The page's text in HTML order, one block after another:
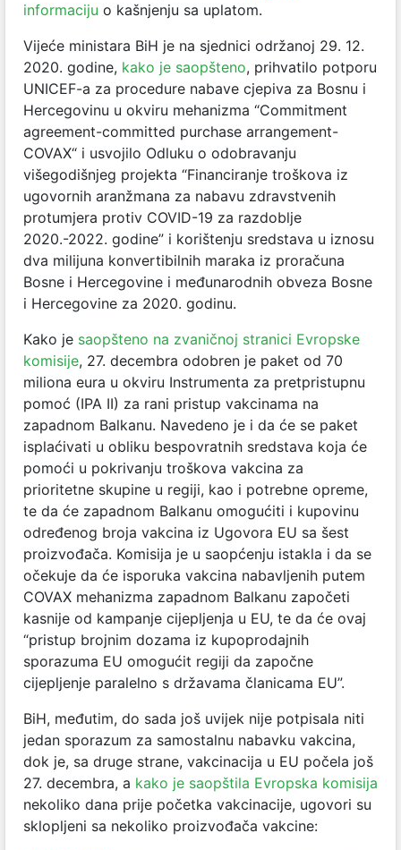
informaciju o kašnjenju sa uplatom.
Vijeće ministara BiH je na sjednici održanoj 29. 12.
2020. godine, kako je saopšteno, prihvatilo potporu
UNICEF-a za procedure nabave cjepiva za Bosnu i
Hercegovinu u okviru mehanizma “Commitment
agreement-committed purchase arrangement-
COVAX“ i usvojilo Odluku o odobravanju
višegodišnjeg projekta “Financiranje troškova iz
ugovornih aranžmana za nabavu zdravstvenih
protumjera protiv COVID-19 za razdoblje
2020.-2022. godine” i korištenju sredstava u iznosu
dva milijuna konvertibilnih maraka iz proračuna
Bosne i Hercegovine i međunarodnih obveza Bosne
i Hercegovine za 2020. godinu.
Kako je saopšteno na zvaničnoj stranici Evropske
komisije, 27. decembra odobren je paket od 70
miliona eura u okviru Instrumenta za pretpristupnu
pomoć (IPA II) za rani pristup vakcinama na
zapadnom Balkanu. Navedeno je i da će se paket
isplaćivati u obliku bespovratnih sredstava koja će
pomoći u pokrivanju troškova vakcina za
prioritetne skupine u regiji, kao i potrebne opreme,
te da će zapadnom Balkanu omogućiti i kupovinu
određenog broja vakcina iz Ugovora EU sa šest
proizvođača. Komisija je u saopćenju istakla i da se
očekuje da će isporuka vakcina nabavljenih putem
COVAX mehanizma zapadnom Balkanu započeti
kasnije od kampanje cijepljenja u EU, te da će ovaj
“pristup brojnim dozama iz kupoprodajnih
sporazuma EU omogućit regiji da započne
cijepljenje paralelno s državama članicama EU”.
BiH, međutim, do sada još uvijek nije potpisala niti
jedan sporazum za samostalnu nabavku vakcina,
dok je, sa druge strane, vakcinacija u EU počela još
27. decembra, a kako je saopštila Evropska komisija
nekoliko dana prije početka vakcinacije, ugovori su
sklopljeni sa nekoliko proizvođača vakcine: